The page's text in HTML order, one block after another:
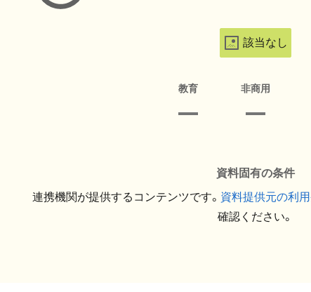
該当なし
教育 非商用
資料固有の条件
連携機関が提供するコンテンツです。 資料提供元の利
確認ください。